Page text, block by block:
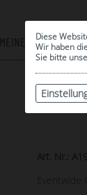
Diese
Wir haben
Sie bitte
MEINE AUSWAHL
Art. Nr.:
Eventwide